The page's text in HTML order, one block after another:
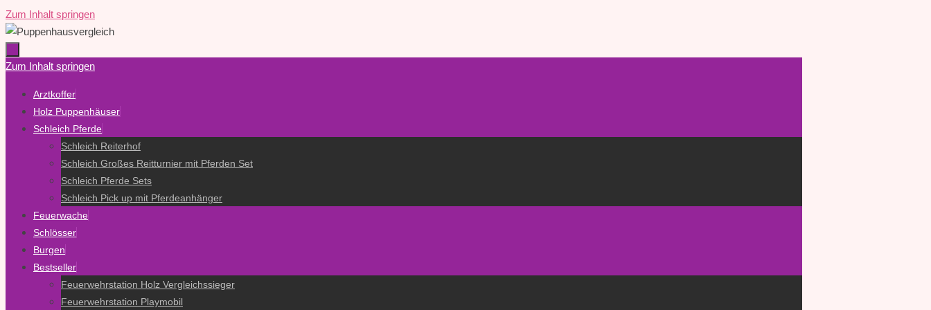
Zum Inhalt springen
Zum Inhalt springen
Arztkoffer
Holz Puppenhäuser
Schleich Pferde
Schleich Reiterhof
Schleich Großes Reitturnier mit Pferden Set
Schleich Pferde Sets
Schleich Pick up mit Pferdeanhänger
Feuerwache
Schlösser
Burgen
Bestseller
Feuerwehrstation Holz Vergleichssieger
Feuerwehrstation Playmobil